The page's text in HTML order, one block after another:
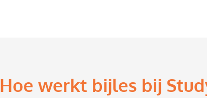
Hoe werkt bijles bij